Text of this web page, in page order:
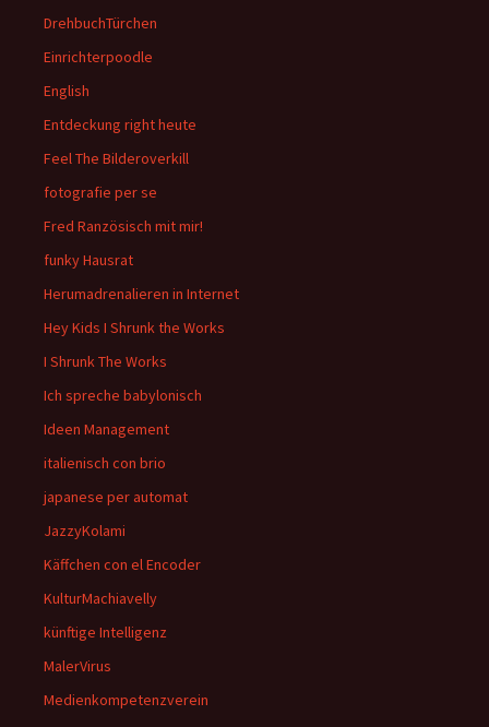
DrehbuchTürchen
Einrichterpoodle
English
Entdeckung right heute
Feel The Bilderoverkill
fotografie per se
Fred Ranzösisch mit mir!
funky Hausrat
Herumadrenalieren in Internet
Hey Kids I Shrunk the Works
I Shrunk The Works
Ich spreche babylonisch
Ideen Management
italienisch con brio
japanese per automat
JazzyKolami
Käffchen con el Encoder
KulturMachiavelly
künftige Intelligenz
MalerVirus
Medienkompetenzverein